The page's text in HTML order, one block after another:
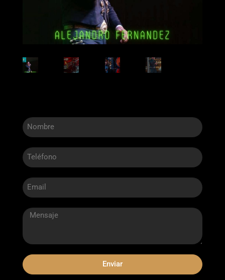
Enviar